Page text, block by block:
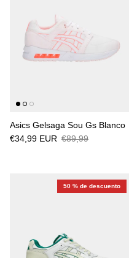
Asics Gelsaga Sou Gs Blanco
€34,99 EUR €89,99
50 % de descuento